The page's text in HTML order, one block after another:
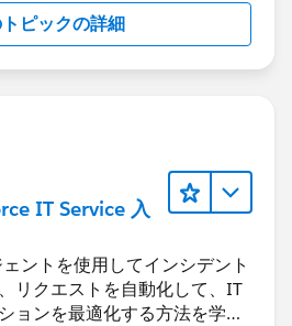
ピックの詳細
IT Service 入
ントを使用してインシデント
リクエストを自動化して、IT
ョンを最適化する方法を学習